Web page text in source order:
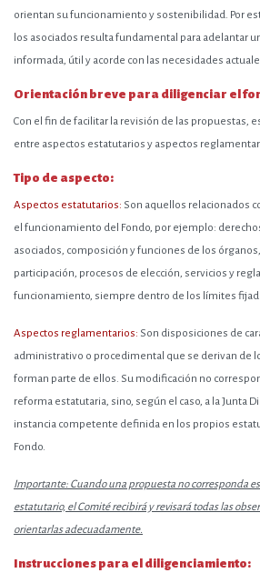
orientan su funcionamiento y sostenibilidad. Por
los asociados resulta fundamental para adelantar
informada, útil y acorde con las necesidades
Orientación breve para diligenciar el
Con el fin de facilitar la revisión de las propuestas,
entre aspectos estatutarios y aspectos
Tipo de aspecto:
Aspectos estatutarios: Son aquellos relacionados
el funcionamiento del Fondo, por ejemplo:
asociados, composición y funciones de los
participación, procesos de elección, servicios y
funcionamiento, siempre dentro de los límites
Aspectos reglamentarios: Son disposiciones de
administrativo o procedimental que se derivan de
forman parte de ellos. Su modificación no
reforma estatutaria, sino, según el caso, a la Junta
instancia competente definida en los propios
Fondo.
Importante: Cuando una propuesta no corresponda
estatutario, el Comité recibirá y revisará todas las
orientarlas adecuadamente.
Instrucciones para el diligenciamiento: